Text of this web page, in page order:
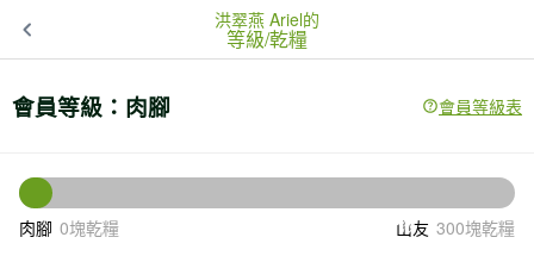
洪翠燕 Ariel的
等級/乾糧
會員等級： 肉腳 會員等級表
塊乾糧升級
肉腳 0塊乾糧 山友 300塊乾糧